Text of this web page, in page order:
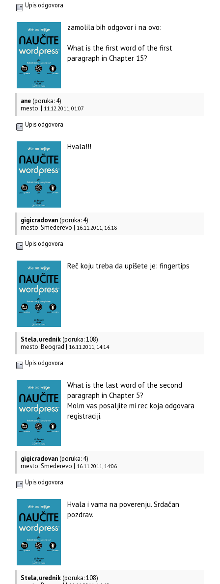
Upis odgovora
zamolila bih odgovor i na ovo:
What is the first word of the first
paragraph in Chapter 15?
ane(poruka: 4)
mesto: | 11.12.2011, 01:07
Upis odgovora
Hvala!!!
gigicradovan(poruka: 4)
mesto: Smederevo | 16.11.2011, 16:18
Upis odgovora
Reč koju treba da upišete je: fingertips
Stela, urednik(poruka: 108)
mesto: Beograd | 16.11.2011, 14:14
Upis odgovora
What is the last word of the second
paragraph in Chapter 5?
Molm vas posaljite mi rec koja odgovara
registraciji.
gigicradovan(poruka: 4)
mesto: Smederevo | 16.11.2011, 14:06
Upis odgovora
Hvala i vama na poverenju. Srdačan
pozdrav.
Stela, urednik(poruka: 108)